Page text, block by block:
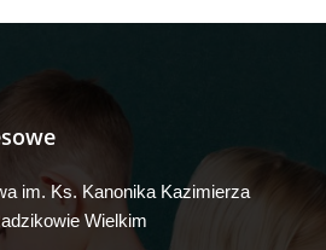
im. Ks. Kanonika Kazimierza
Wielkim